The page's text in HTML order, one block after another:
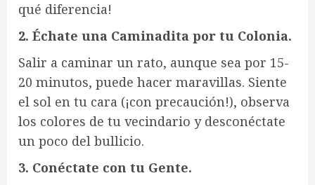
qué diferencia!
2. Échate una Caminadita por tu Colonia.
Salir a caminar un rato, aunque sea por 15-
20 minutos, puede hacer maravillas. Siente
el sol en tu cara (¡con precaución!), observa
los colores de tu vecindario y desconéctate
un poco del bullicio.
3. Conéctate con tu Gente.